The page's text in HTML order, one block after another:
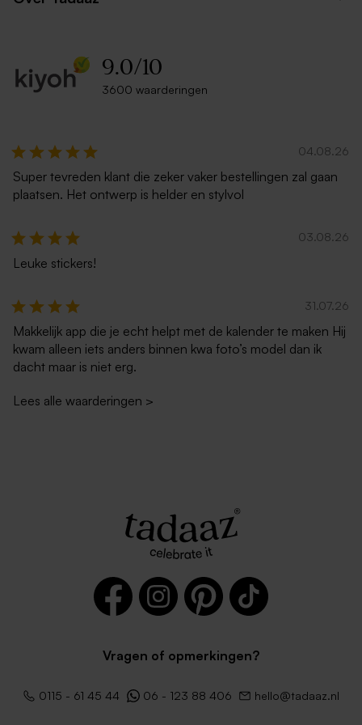
Grote vierkante kraft
enveloppe
Grote witte envelop vierkant
rechte klep
Rode vierkante envelop
Roestbruine envelop met
9.0/10
3600 waarderingen
04.08.26
Super tevreden klant die zeker vaker bestellingen zal gaan
plaatsen. Het ontwerp is helder en stylvol
03.08.26
Leuke stickers!
31.07.26
Makkelijk app die je echt helpt met de kalender te maken Hij
kwam alleen iets anders binnen kwa foto’s model dan ik
dacht maar is niet erg.
Lees alle waarderingen >
Vragen of opmerkingen?
0115 - 61 45 44 06 - 123 88 406 hello@tadaaz.nl